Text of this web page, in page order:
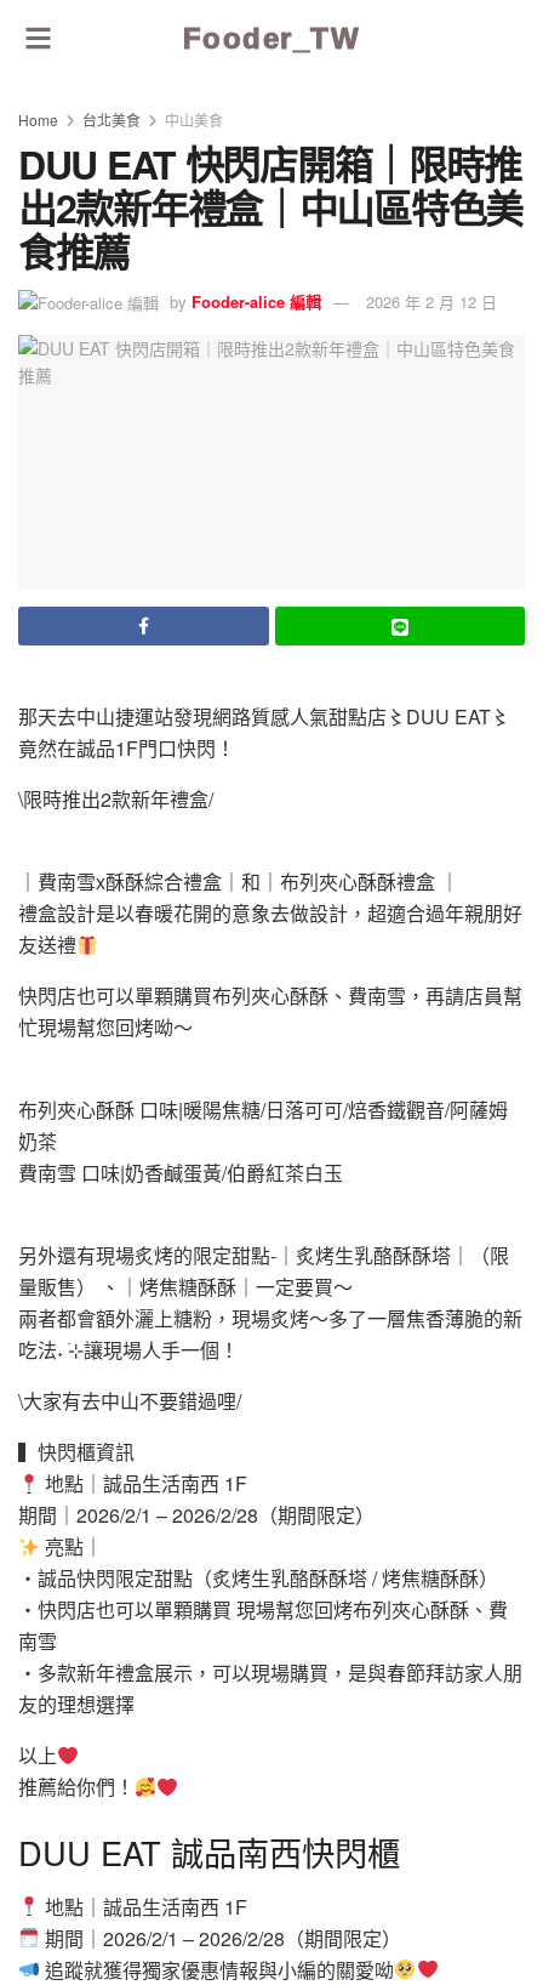
Fooder_TW
Home 台北美食 中山美食
DUU EAT 快閃店開箱｜限時推
出2款新年禮盒｜中山區特色美
食推薦
by Fooder-alice 編輯 2026 年 2 月 12 日
那天去中山捷運站發現網路質感人氣甜點店〻DUU EAT〻
竟然在誠品1F門口快閃！
\限時推出2款新年禮盒/
｜費南雪x酥酥綜合禮盒｜和｜布列夾心酥酥禮盒 ｜
禮盒設計是以春暖花開的意象去做設計，超適合過年親朋好
友送禮
快閃店也可以單顆購買布列夾心酥酥、費南雪，再請店員幫
忙現場幫您回烤呦～
布列夾心酥酥 口味|暖陽焦糖/日落可可/焙香鐵觀音/阿薩姆
奶茶
費南雪 口味|奶香鹹蛋黃/伯爵紅茶白玉
另外還有現場炙烤的限定甜點-｜炙烤生乳酪酥酥塔｜（限
量販售） 、｜烤焦糖酥酥｜一定要買～
兩者都會額外灑上糖粉，現場炙烤～多了一層焦香薄脆的新
吃法˖ ࣪⊹讓現場人手一個！
\大家有去中山不要錯過哩/
▍快閃櫃資訊
地點｜誠品生活南西 1F
期間｜2026/2/1 – 2026/2/28（期間限定）
亮點｜
・誠品快閃限定甜點（炙烤生乳酪酥酥塔 / 烤焦糖酥酥）
・快閃店也可以單顆購買 現場幫您回烤布列夾心酥酥、費
南雪
・多款新年禮盒展示，可以現場購買，是與春節拜訪家人朋
友的理想選擇
以上
推薦給你們！
DUU EAT 誠品南西快閃櫃
地點｜誠品生活南西 1F
期間｜2026/2/1 – 2026/2/28（期間限定）
追蹤就獲得獨家優惠情報與小編的關愛呦